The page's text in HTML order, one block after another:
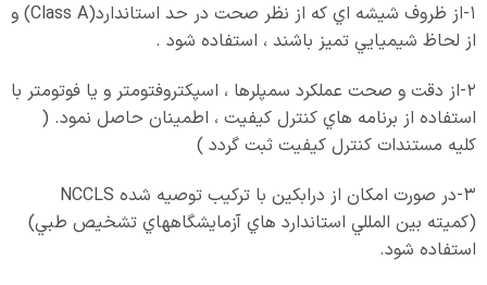
1-از ظروف شيشه اي كه از نظر صحت در حد استاندارد(Class A) و
از لحاظ شيميايي تميز باشند ، استفاده شود .
2-از دقت و صحت عملكرد سمپلرها ، اسپكتروفتومتر و يا فوتومتر با
استفاده از برنامه هاي كنترل كيفيت ، اطمينان حاصل نمود. (
کليه مستندات کنترل کيفیت ثبت گردد )
(كميته بين المللي استاندارد هاي آزمايشگاههاي تشخيص طبي)
استفاده شود.